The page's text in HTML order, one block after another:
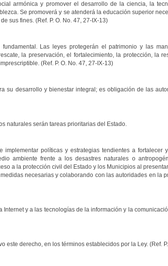
armónica y promover el desarrollo de la ciencia, la
Se promoverá y se atenderá la educación superior
sus fines. (Ref. P. O. No. 47, 27-IX-13)
Las leyes protegerán el patrimonio y las
la preservación, el fortalecimiento, la protección, la
(Ref. P. O. No. 47, 27-IX-13)
su desarrollo y bienestar integral; es obligación de las
naturales serán tareas prioritarias del Estado.
políticas y estrategias tendientes a fortalecer
ambiente frente a los desastres naturales o
a la protección civil del Estado y los Municipios al
necesarias y colaborando con las autoridades en la
y a las tecnologías de la información y la
derecho, en los términos establecidos por la Ley. (Ref.